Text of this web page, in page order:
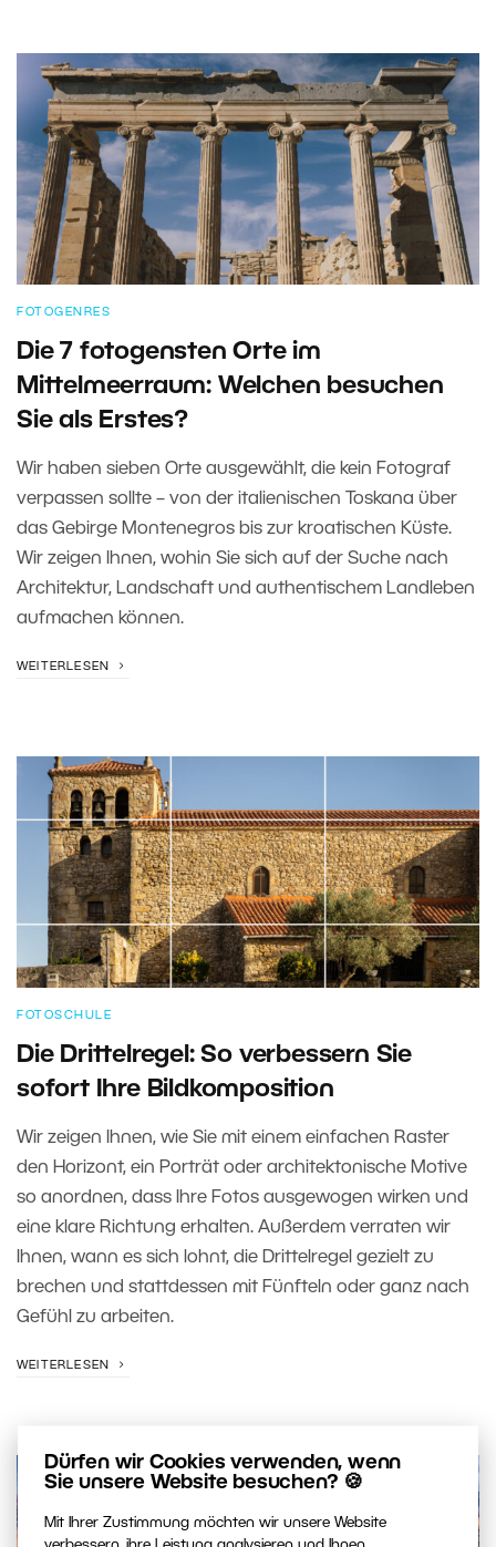
Dürfen wir Cookies verwenden, wenn
Sie unsere Website besuchen? 🍪
Mit Ihrer Zustimmung möchten wir unsere Website
verbessern, ihre Leistung analysieren und Ihnen
FOTOGENRES
Die 7 fotogensten Orte im
Mittelmeerraum: Welchen besuchen
Sie als Erstes?
Wir haben sieben Orte ausgewählt, die kein Fotograf
verpassen sollte – von der italienischen Toskana über
das Gebirge Montenegros bis zur kroatischen Küste.
Wir zeigen Ihnen, wohin Sie sich auf der Suche nach
Architektur, Landschaft und authentischem Landleben
aufmachen können.
WEITERLESEN
FOTOSCHULE
Die Drittelregel: So verbessern Sie
sofort Ihre Bildkomposition
Wir zeigen Ihnen, wie Sie mit einem einfachen Raster
den Horizont, ein Porträt oder architektonische Motive
so anordnen, dass Ihre Fotos ausgewogen wirken und
eine klare Richtung erhalten. Außerdem verraten wir
Ihnen, wann es sich lohnt, die Drittelregel gezielt zu
brechen und stattdessen mit Fünfteln oder ganz nach
Gefühl zu arbeiten.
WEITERLESEN